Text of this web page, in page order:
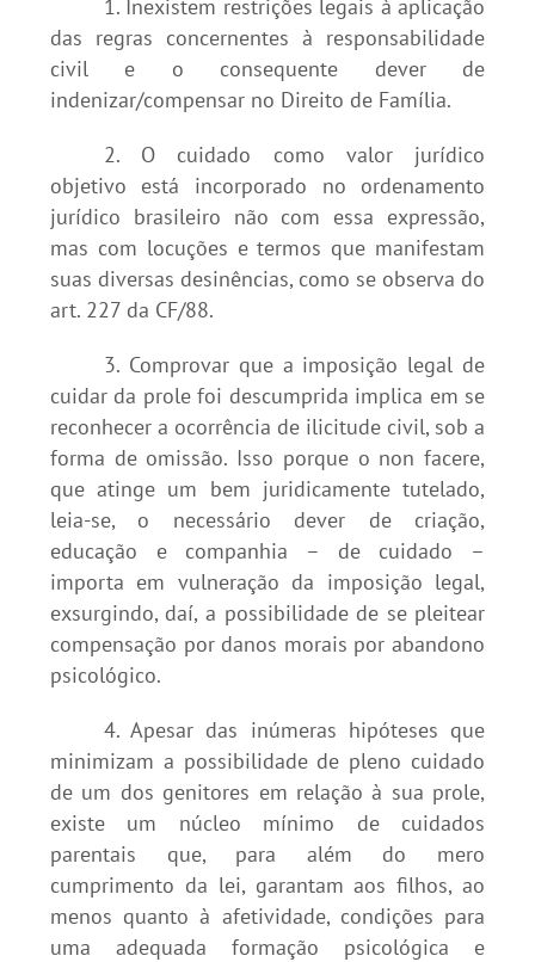
1. Inexistem restrições legais à aplicação
das regras concernentes à responsabilidade
civil e o consequente dever de
indenizar/compensar no Direito de Família.
2. O cuidado como valor jurídico
objetivo está incorporado no ordenamento
jurídico brasileiro não com essa expressão,
mas com locuções e termos que manifestam
suas diversas desinências, como se observa do
art. 227 da CF/88.
3. Comprovar que a imposição legal de
cuidar da prole foi descumprida implica em se
reconhecer a ocorrência de ilicitude civil, sob a
forma de omissão. Isso porque o non facere,
que atinge um bem juridicamente tutelado,
leia-se, o necessário dever de criação,
educação e companhia – de cuidado –
importa em vulneração da imposição legal,
exsurgindo, daí, a possibilidade de se pleitear
compensação por danos morais por abandono
psicológico.
4. Apesar das inúmeras hipóteses que
minimizam a possibilidade de pleno cuidado
de um dos genitores em relação à sua prole,
existe um núcleo mínimo de cuidados
parentais que, para além do mero
cumprimento da lei, garantam aos filhos, ao
menos quanto à afetividade, condições para
uma adequada formação psicológica e